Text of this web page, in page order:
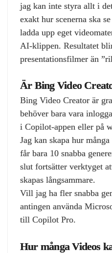
jag kan inte styra allt i
exakt hur scenerna ska
ladda upp eget
AI‑klippen. Resultatet
presentationsfilmer än
Är Bing Video
Bing Video Creator är
behöver bara vara
i Copilot‑appen eller på
Jag kan skapa hur
får bara 10 snabba
slut fortsätter verktyget
skapas långsammare.
Vill jag ha fler snabba
antingen använda
till Copilot Pro.
Hur många Videos